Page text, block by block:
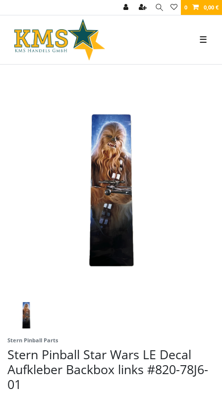
0 0,00 €
☰
Stern Pinball Parts
Stern Pinball Star Wars LE Decal
Aufkleber Backbox links #820-78J6-
01